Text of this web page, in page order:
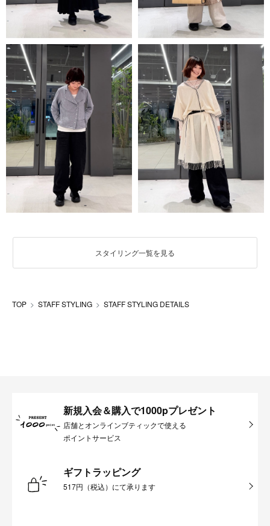
スタイリング一覧を見る
TOP STAFF STYLING STAFF STYLING DETAILS
新規入会＆購入で1000pプレゼント
店舗とオンラインブティックで使える
ポイントサービス
ギフトラッピング
517円（税込）にて承ります